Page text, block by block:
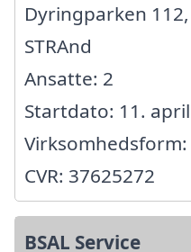
Dyringparken
STRAnd
Ansatte: 2
Startdato: 11.
CVR: 37625272
BSAL Service